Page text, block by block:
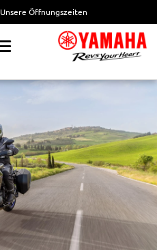
Unsere Öffnungszeiten